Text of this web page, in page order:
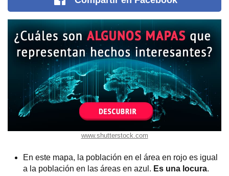
www.shutterstock.com
En este mapa, la población en el área en rojo es igual
a la población en las áreas en azul. Es una locura.